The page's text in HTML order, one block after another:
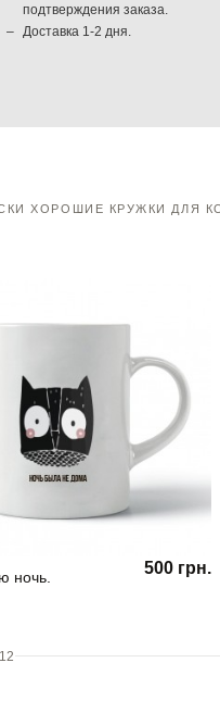
подтверждения заказа.
Доставка 1-2 дня.
ХОРОШИЕ КРУЖКИ ДЛЯ
ночь. 500 грн.
12